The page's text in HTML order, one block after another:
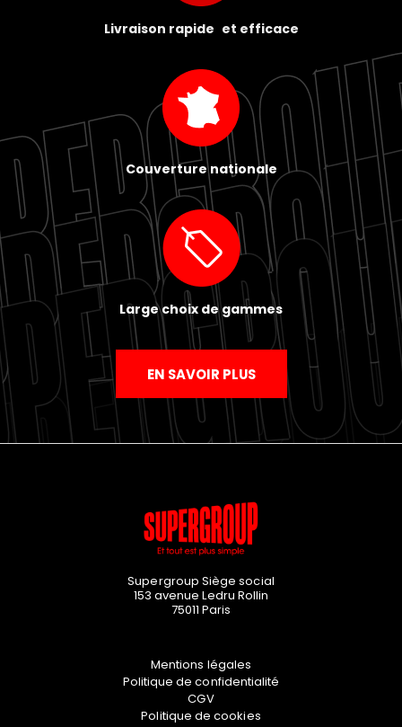
Livraison rapide et efficace
Couverture nationale
Large choix de gammes
EN SAVOIR PLUS
Supergroup Siège social
153 avenue Ledru Rollin
75011 Paris
Mentions légales
Politique de confidentialité
CGV
Politique de cookies